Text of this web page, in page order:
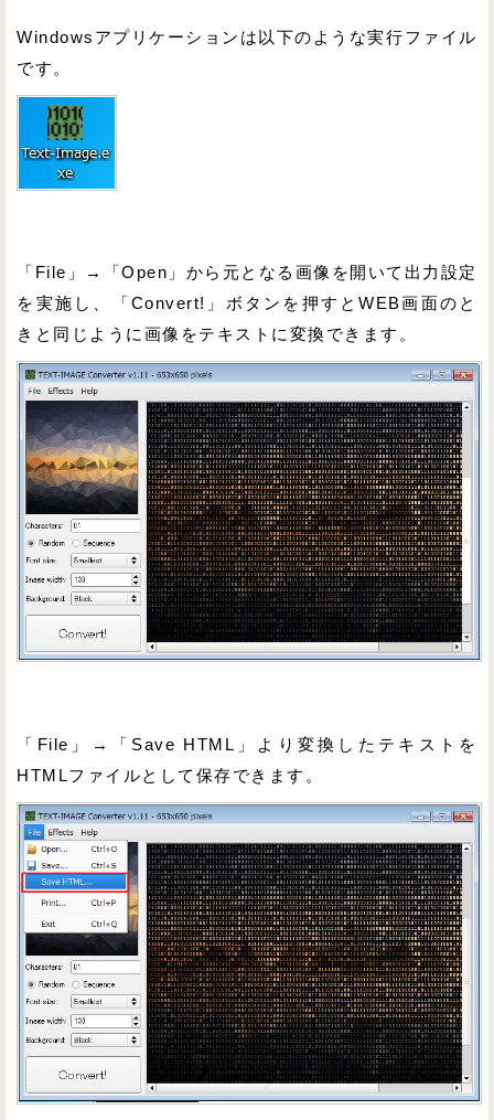
Windowsアプリケーションは以下のような実行ファイル
です。
「File」→「Open」から元となる画像を開いて出力設定
を実施し、「Convert!」ボタンを押すとWEB画面のと
きと同じように画像をテキストに変換できます。
「File」→「Save HTML」より変換したテキストを
HTMLファイルとして保存できます。